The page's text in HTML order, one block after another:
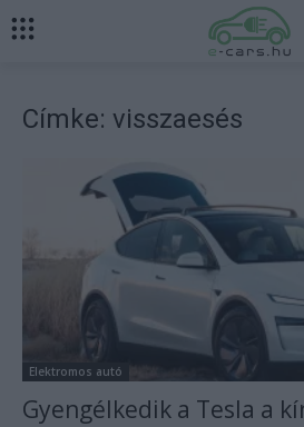
Címke: visszaesés
Elektromos autó
Gyengélkedik a Tesla a